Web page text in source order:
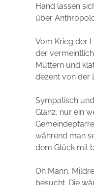
Hand lassen
über
Vom Krieg der
der
Müttern und
dezent von der
Sympatisch
Glanz, nur ein
während man
dem Glück mit
Oh Mann,
besucht. Die